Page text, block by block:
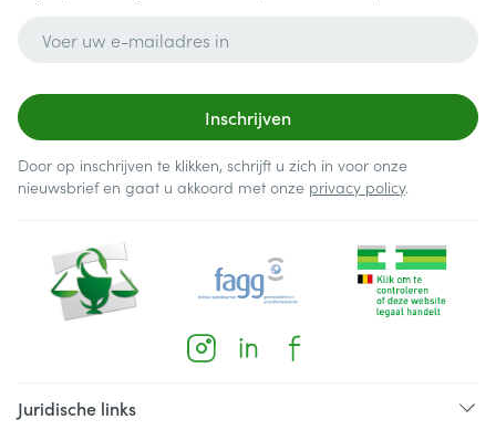
Inschrijven
Door op inschrijven te klikken, schrijft u zich in voor onze
nieuwsbrief en gaat u akkoord met onze privacy policy.
Juridische links